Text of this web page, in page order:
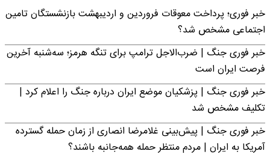
خبر فوری؛ پرداخت معوقات فروردین و اردیبهشت بازنشستگان تامین
اجتماعی مشخص شد؟
خبر فوری جنگ | ضرب‌الاجل ترامپ برای تنگه هرمز؛ سه‌شنبه آخرین
فرصت ایران است
خبر فوری جنگ | پزشکیان موضع ایران درباره جنگ را اعلام کرد |
تکلیف مشخص شد
خبر فوری جنگ | پیش‌بینی غلامرضا انصاری از زمان حمله گسترده
آمریکا به ایران | مردم منتظر حمله همه‌جانبه باشند؟